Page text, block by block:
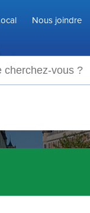
Nous joindre